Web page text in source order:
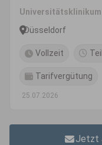
Anästhesie
bzw.
Düsseldorf
Vollzeit
Tarifvergütung
25.07.2026
Jetzt